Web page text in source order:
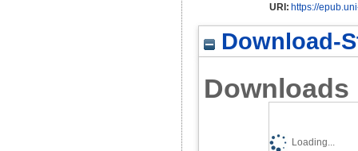
URI: https://
Download-
Downloads
Loading...